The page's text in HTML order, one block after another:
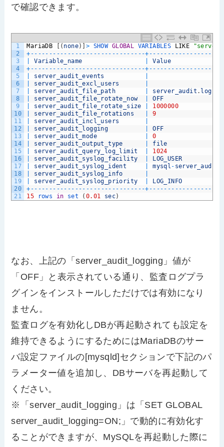
で確認できます。
1
2
3
4
5
6
7
8
9
10
11
12
13
14
15
16
17
18
19
20
21
MariaDB ( none) > SHOW GLOBAL VARIABLES LIKE
+ -- -- -- -- -- -- -- -- -- -- -- -- -- -- -- -+ -- -- -- -- -- -- -- -- --
Variable_name
Value
+ -- -- -- -- -- -- -- -- -- -- -- -- -- -- -- -+ -- -- -- -- -- -- -- -- --
server_audit_events
server_audit_excl_users
server_audit_file_path server_audit . log
server_audit_file_rotate_now
OFF
server_audit_file_rotate_size
1000000
server_audit_file_rotations
9
server_audit_incl_users
server_audit_logging
OFF
server_audit_mode
0
server_audit_output_type
file
server_audit_query_log_limit
1024
server_audit_syslog_facility
LOG_USER
server_audit_syslog_ident mysql -
server_audit_syslog_info
server_audit_syslog_priority
LOG_INFO
+ -- -- -- -- -- -- -- -- -- -- -- -- -- -- -- -+ -- -- -- -- -- -- -- -- --
15
rows in set ( 0.01 sec)
なお、上記の「server_audit_logging」値が
「OFF」と表示されている通り、監査ログプラ
グインをインストールしただけでは有効になり
ません。
監査ログを有効化しDBが再起動されても設定を
維持できるようにするためにはMariaDBのサー
バ設定ファイルの[mysqld]セクションで下記のパ
ラメーター値を追加し、DBサーバを再起動して
ください。
※「server_audit_logging」は「SET GLOBAL
server_audit_logging=ON;」で動的に有効化す
ることができますが、MySQLを再起動した際に